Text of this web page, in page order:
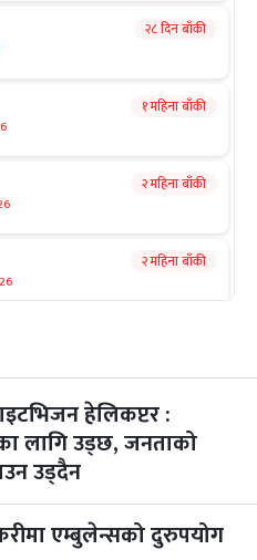
२८ दिन बाँकी
१ महिना बाँकी
२ महिना बाँकी
२ महिना बाँकी
२ महिना बाँकी
हेलिकप्टर :
लागि उड्छ, जनताको
उड्दैन
एम्बुलेन्सको दुरुपयोग